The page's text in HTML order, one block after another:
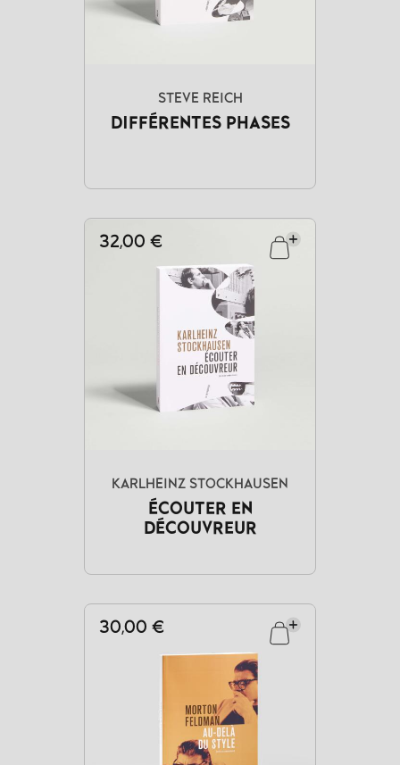
STEVE REICH
DIFFÉRENTES PHASES
32,00 €
KARLHEINZ STOCKHAUSEN
ÉCOUTER EN
DÉCOUVREUR
30,00 €